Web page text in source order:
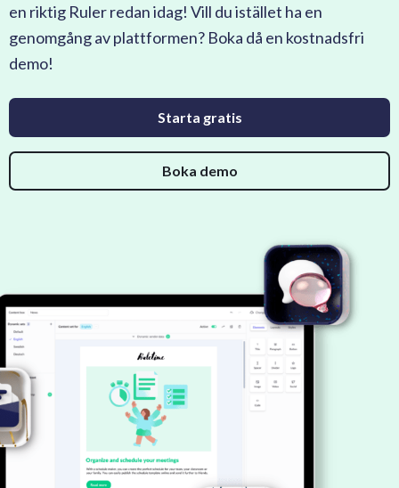
en riktig Ruler redan idag! Vill du istället ha en
genomgång av plattformen? Boka då en kostnadsfri
demo!
Starta gratis
Boka demo